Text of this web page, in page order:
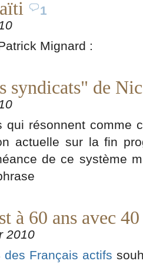
1
Mignard :
syndicats" de
qui résonnent comme
actuelle sur la fin
de ce système
à 60 ans avec
2010
des Français actifs